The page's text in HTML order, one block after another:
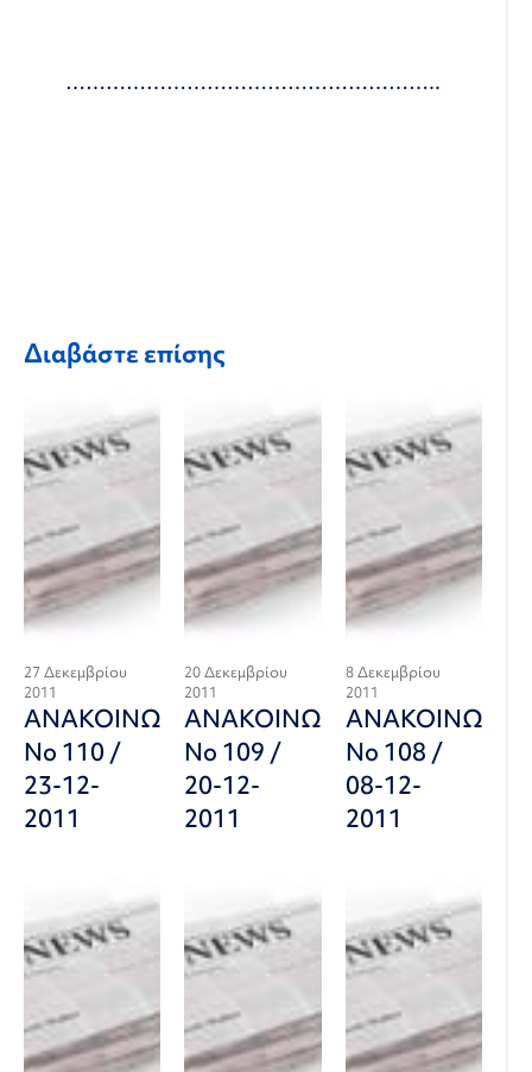
………………………………………………..
Διαβάστε επίσης
27 Δεκεμβρίου
2011
ΑΝΑΚΟΙΝΩΣΗ
Νο 110 /
23-12-
2011
20 Δεκεμβρίου
2011
ΑΝΑΚΟΙΝΩΣΗ
Νο 109 /
20-12-
2011
8 Δεκεμβρίου
2011
ΑΝΑΚΟΙΝΩΣΗ
Νο 108 /
08-12-
2011